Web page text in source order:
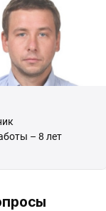
– 8 лет